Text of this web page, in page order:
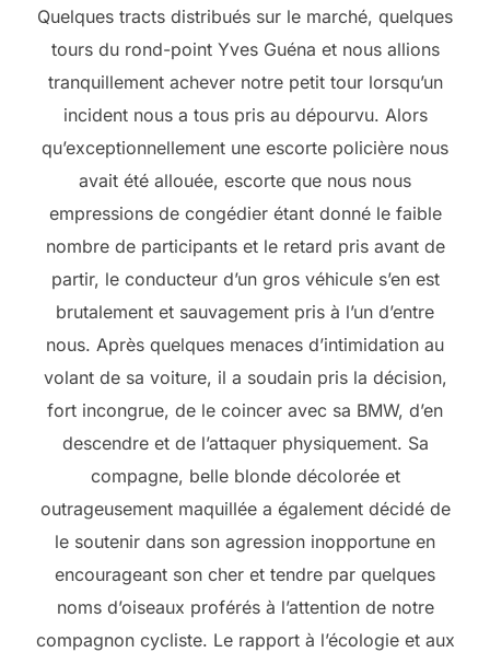
Quelques tracts distribués sur le marché, quelques
tours du rond-point Yves Guéna et nous allions
tranquillement achever notre petit tour lorsqu’un
incident nous a tous pris au dépourvu. Alors
qu’exceptionnellement une escorte policière nous
avait été allouée, escorte que nous nous
empressions de congédier étant donné le faible
nombre de participants et le retard pris avant de
partir, le conducteur d’un gros véhicule s’en est
brutalement et sauvagement pris à l’un d’entre
nous. Après quelques menaces d’intimidation au
volant de sa voiture, il a soudain pris la décision,
fort incongrue, de le coincer avec sa BMW, d’en
descendre et de l’attaquer physiquement. Sa
compagne, belle blonde décolorée et
outrageusement maquillée a également décidé de
le soutenir dans son agression inopportune en
encourageant son cher et tendre par quelques
noms d’oiseaux proférés à l’attention de notre
compagnon cycliste. Le rapport à l’écologie et aux